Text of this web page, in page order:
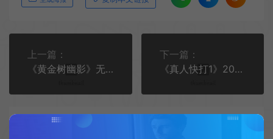
上一篇：
《黄金树幽影》无法参选BAFTA最佳游戏奖
下一篇：
《真人快打1》2025年加入新角色“野蛮人柯南”